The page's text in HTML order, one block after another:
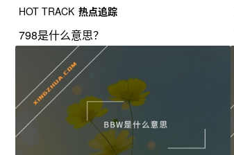
HOT TRACK 热点追踪
798是什么意思？